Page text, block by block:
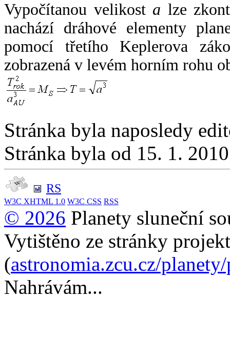
Vypočítanou velikost a lze
nachází dráhové elementy
pomocí třetího Keplerova
zobrazená v levém horním rohu
Stránka byla naposledy
Stránka byla od 15. 1.
RS
W3C XHTML 1.0 W3C CSS RSS
© 2026 Planety sluneční
Vytištěno ze stránky
(astronomia.zcu.cz/
Nahrávám...